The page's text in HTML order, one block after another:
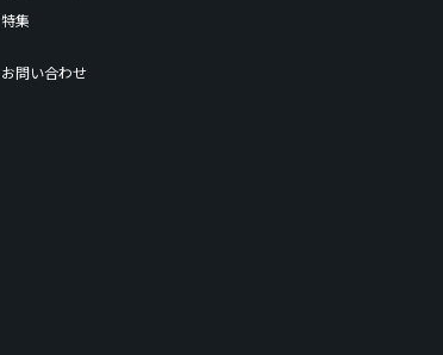
特集
お問い合わせ